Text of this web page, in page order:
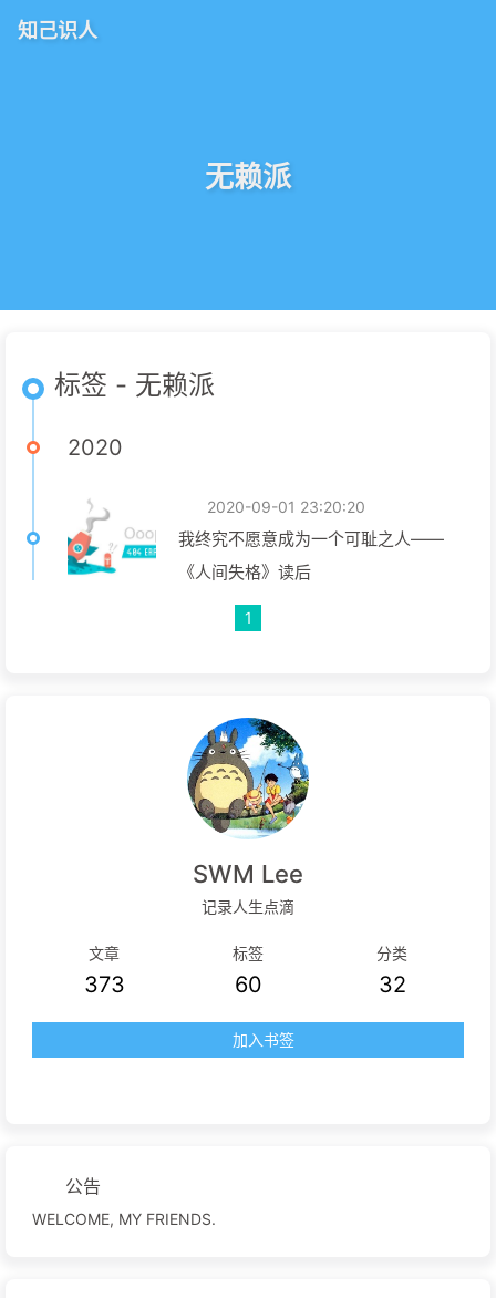
知己识人
无赖派
标签 - 无赖派
2020
2020-09-01 23:20:20
我终究不愿意成为一个可耻之人——
《人间失格》读后
1
SWM Lee
记录人生点滴
文章
373
标签
60
分类
32
加入书签
公告
WELCOME, MY FRIENDS.